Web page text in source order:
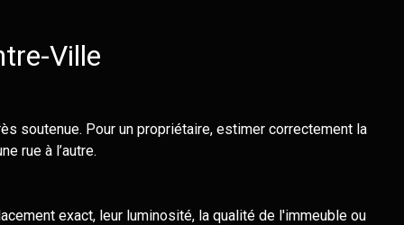
Ville
soutenue. Pour un propriétaire, estimer correctement la
rue à l’autre.
exact, leur luminosité, la qualité de l'immeuble ou